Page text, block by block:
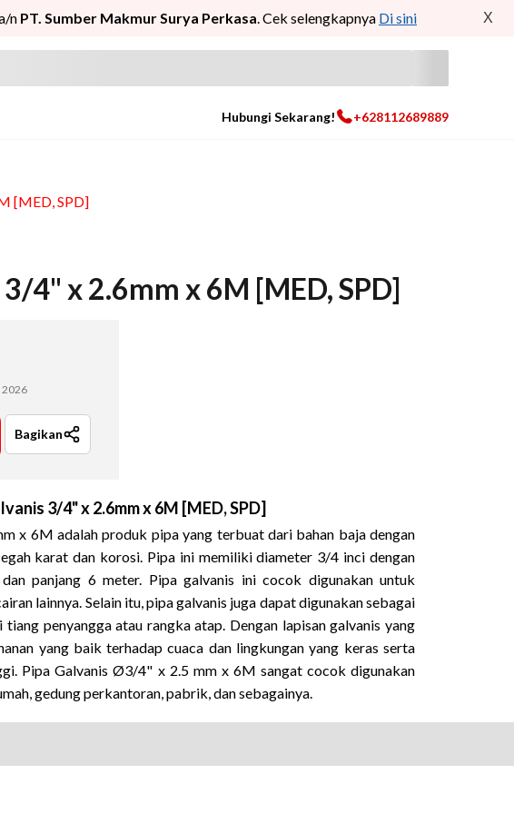
n PT. Sumber Makmur Surya Perkasa. Cek selengkapnya Di sini X
Hubungi Sekarang! +628112689889
[MED, SPD]
4" x 2.6mm x 6M [MED, SPD]
2026
Bagikan
3/4" x 2.6mm x 6M [MED, SPD]
x 6M adalah produk pipa yang terbuat dari bahan baja dengan
karat dan korosi. Pipa ini memiliki diameter 3/4 inci dengan
panjang 6 meter. Pipa galvanis ini cocok digunakan untuk
lainnya. Selain itu, pipa galvanis juga dapat digunakan sebagai
penyangga atau rangka atap. Dengan lapisan galvanis yang
yang baik terhadap cuaca dan lingkungan yang keras serta
. Pipa Galvanis Ø3/4" x 2.5 mm x 6M sangat cocok digunakan
gedung perkantoran, pabrik, dan sebagainya.